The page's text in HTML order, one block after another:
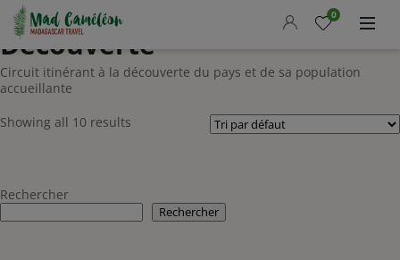
Accueil
Nos circuits
Madcameleon
0
Accueil / Découverte
Découverte
Circuit itinérant à la découverte du pays et de sa population
accueillante
Showing all 10 results
Rechercher
Rechercher